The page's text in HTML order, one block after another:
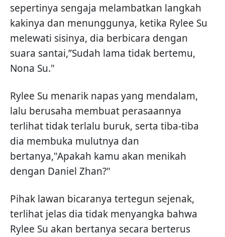
sepertinya sengaja melambatkan langkah
kakinya dan menunggunya, ketika Rylee Su
melewati sisinya, dia berbicara dengan
suara santai,”Sudah lama tidak bertemu,
Nona Su."
Rylee Su menarik napas yang mendalam,
lalu berusaha membuat perasaannya
terlihat tidak terlalu buruk, serta tiba-tiba
dia membuka mulutnya dan
bertanya,"Apakah kamu akan menikah
dengan Daniel Zhan?"
Pihak lawan bicaranya tertegun sejenak,
terlihat jelas dia tidak menyangka bahwa
Rylee Su akan bertanya secara berterus